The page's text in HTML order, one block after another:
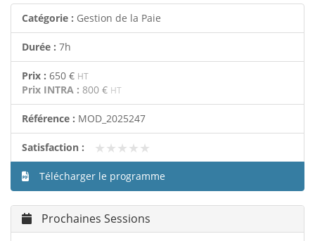
Catégorie : Gestion de la Paie
Durée : 7h
Prix : 650 € HT
Prix INTRA : 800 € HT
Référence : MOD_2025247
Satisfaction : ★★★★★
★★★★★
Télécharger le programme
Prochaines Sessions